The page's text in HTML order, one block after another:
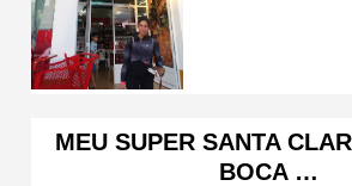
MEU SUPER SANTA
BOCA …